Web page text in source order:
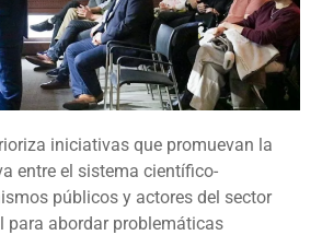
iniciativas que promuevan la
entre el sistema científico-
públicos y actores del sector
para abordar problemáticas